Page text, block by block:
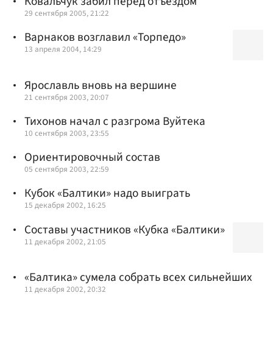
29 сентября 2005, 21:22
Варнаков возглавил «Торпедо»
13 апреля 2004, 14:29
Ярославль вновь на вершине
21 сентября 2003, 20:07
Тихонов начал с разгрома Вуйтека
10 сентября 2003, 23:55
Ориентировочный состав
05 сентября 2003, 22:59
Кубок «Балтики» надо выиграть
15 декабря 2002, 16:25
Составы участников «Кубка «Балтики»
11 декабря 2002, 21:05
«Балтика» сумела собрать всех сильнейших
11 декабря 2002, 20:32